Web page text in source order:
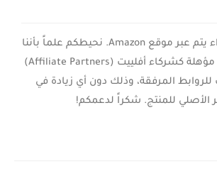
إتمام عملية الشراء يتم عبر موقع Amazon. نحيطكم علماً بأننا
قد نكسب عمولة مؤهلة كشركاء أفلييت (Affiliate Partners)
المرفقة، وذلك دون أي زيادة في
الأصلي للمنتج. شكراً لدعمكم!